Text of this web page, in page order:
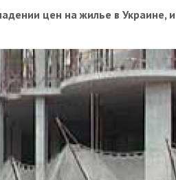
цен на жилье в Украине, и